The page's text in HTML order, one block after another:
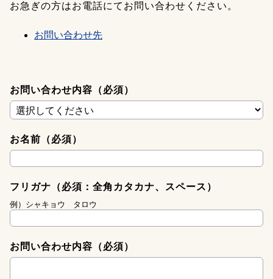
お急ぎの方はお電話にてお問い合わせください。
お問い合わせ先
お問い合わせ内容（必須）
お名前（必須）
フリガナ（必須：全角カタカナ、スペース）
例）シャキョウ タロウ
お問い合わせ内容（必須）